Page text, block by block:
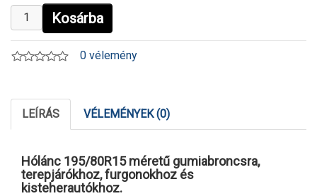
Kosárba
0 vélemény
LEÍRÁS VÉLEMÉNYEK (0)
Hólánc 195/80R15 méretű gumiabroncsra,
terepjárókhoz, furgonokhoz és
kisteherautókhoz.